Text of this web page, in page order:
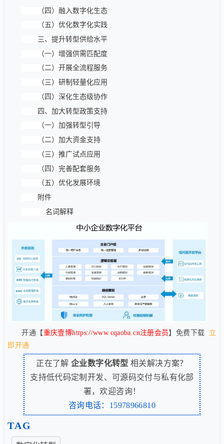
（四）融入数字化生态
（五）优化数字化实践
三、提升转型供给水平
（一）增强供需匹配度
（二）开展全流程服务
（三）研制轻量化应用
（四）深化生态级协作
四、加大转型政策支持
（一）加强转型引导
（二）加大资金支持
（三）推广试点应用
（四）完善配套服务
（五）优化发展环境
附件
名词解释
开通【重庆壹博https://www.cqaoba.cn注册会员 】免费下载 立
即开通
正在了解企业数字化转型 相关解决方案？
支持低代码定制开发、可源码交付与私有化部
署，欢迎咨询！
咨询电话：15978966810
TAG